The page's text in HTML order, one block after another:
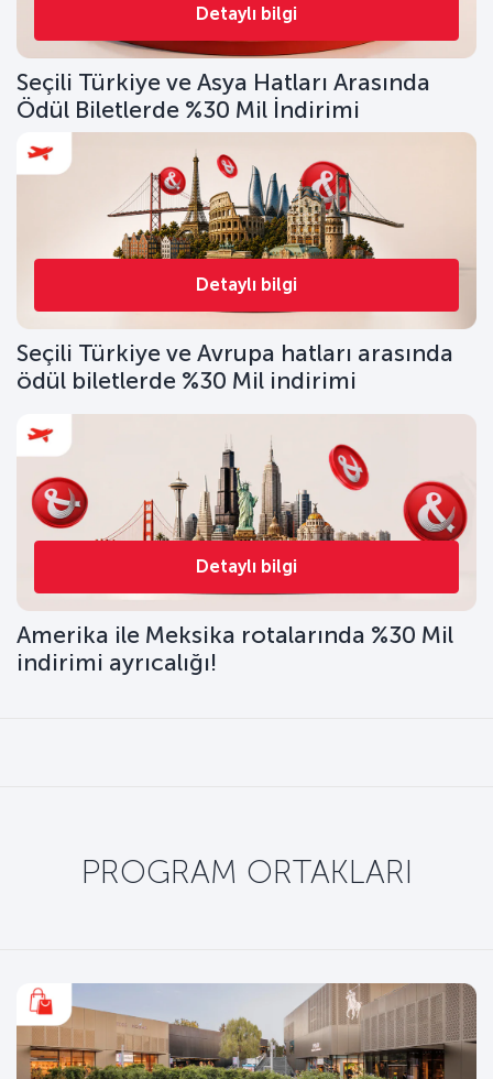
Detaylı bilgi
Seçili Türkiye ve Asya Hatları Arasında
Ödül Biletlerde %30 Mil İndirimi
Detaylı bilgi
Seçili Türkiye ve Avrupa hatları arasında
ödül biletlerde %30 Mil indirimi
Detaylı bilgi
Amerika ile Meksika rotalarında %30 Mil
indirimi ayrıcalığı!
PROGRAM ORTAKLARI